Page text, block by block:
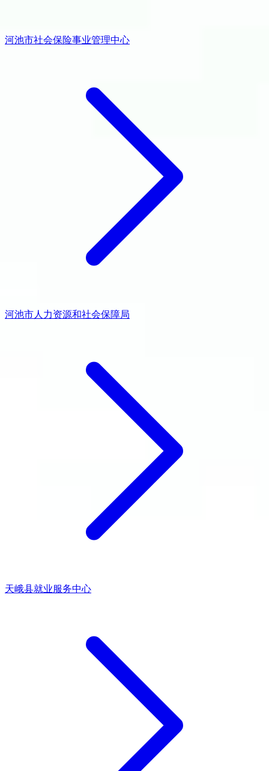
河池市社会保险事业管理中心
河池市人力资源和社会保障局
天峨县就业服务中心